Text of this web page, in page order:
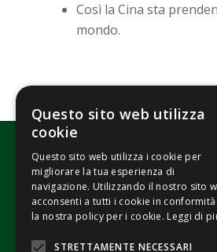
Così la Cina sta
mondo.
Fondazione Senza Frontiere – ETS
– 46042 Castel Goffredo
– Sito:
tenuapol@gmail.com– Pec:
Questo sito web utilizza
cookie
Questo sito web utilizza i cookie per
migliorare la tua esperienza di
navigazione. Utilizzando il nostro sito
acconsenti a tutti i cookie in conformità
la nostra policy per i cookie. Leggi di
STRETTAMENTE NECESSARI